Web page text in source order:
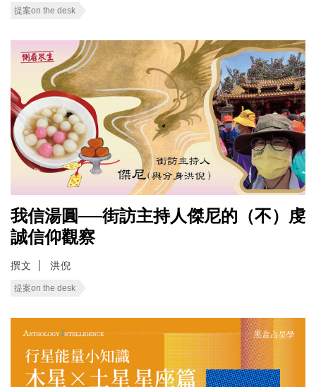
提案on the desk
我信湯圓──街訪主持人傑尼的（不）虔
誠信仰觀察
撰文 洪倪
提案on the desk